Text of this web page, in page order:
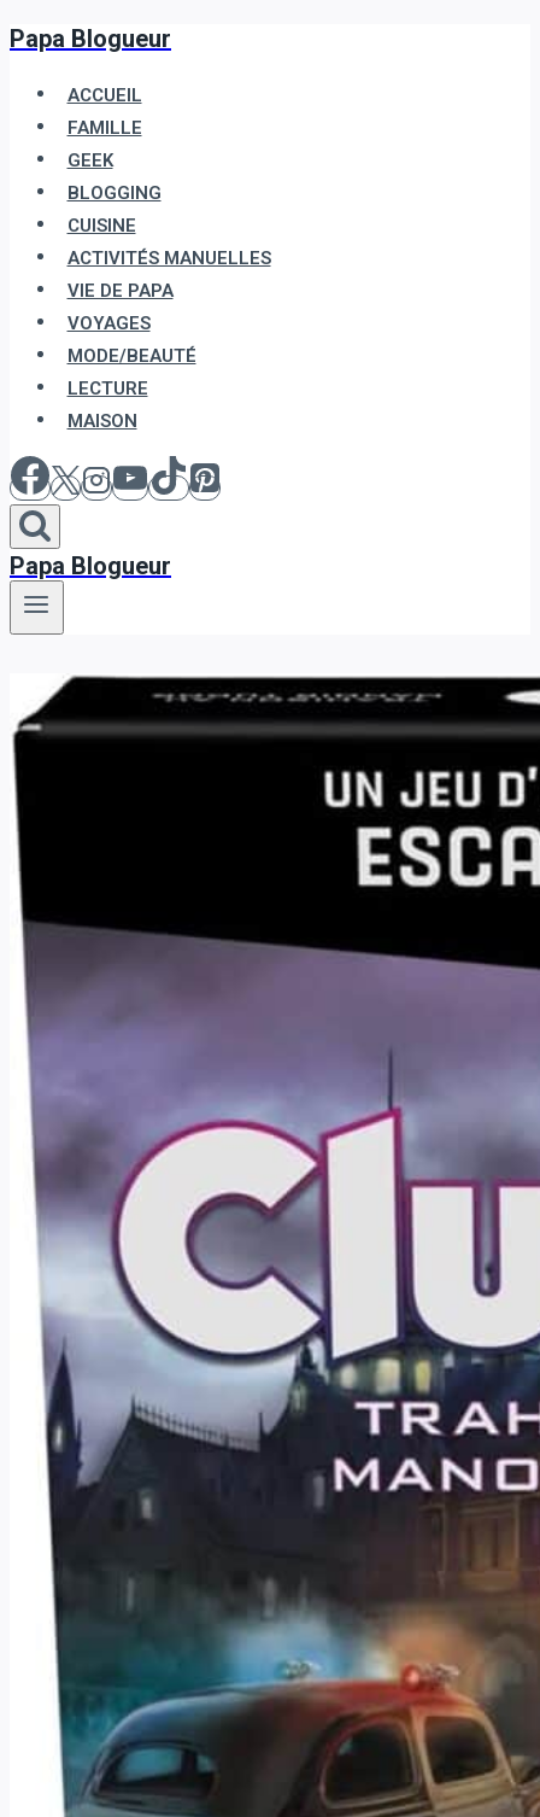
Aller
contenu
Papa Blogueur
ACCUEIL
FAMILLE
GEEK
BLOGGING
CUISINE
ACTIVITÉS MANUELLES
VIE DE PAPA
VOYAGES
MODE/BEAUTÉ
LECTURE
MAISON
Papa Blogueur